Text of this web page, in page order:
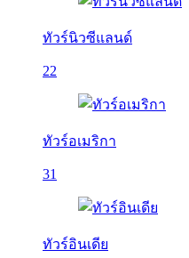
ทัวร์นิวซีแลนด์
22
ทัวร์อเมริกา
31
ทัวร์อินเดีย